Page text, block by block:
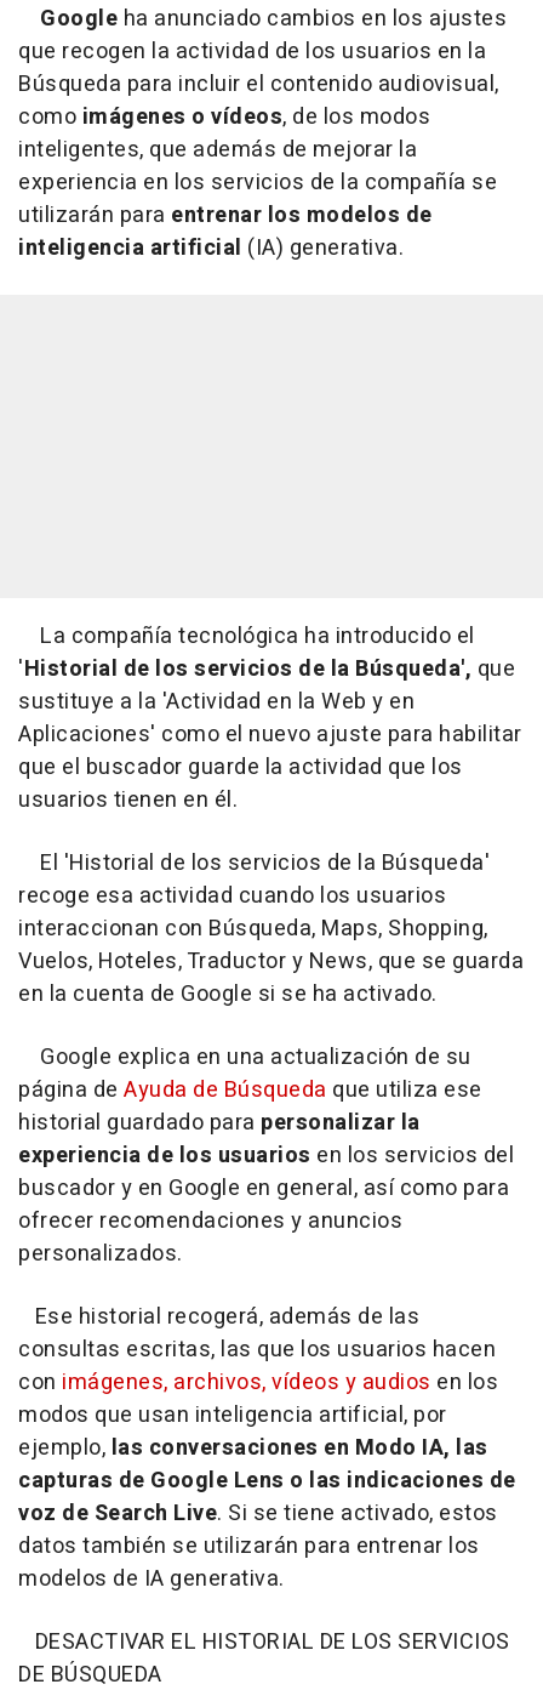
Google ha anunciado cambios en los ajustes
que recogen la actividad de los usuarios en la
Búsqueda para incluir el contenido audiovisual,
como imágenes o vídeos, de los modos
inteligentes, que además de mejorar la
experiencia en los servicios de la compañía se
utilizarán para entrenar los modelos de
inteligencia artificial (IA) generativa.
La compañía tecnológica ha introducido el
'Historial de los servicios de la Búsqueda', que
sustituye a la 'Actividad en la Web y en
Aplicaciones' como el nuevo ajuste para habilitar
que el buscador guarde la actividad que los
usuarios tienen en él.
El 'Historial de los servicios de la Búsqueda'
recoge esa actividad cuando los usuarios
interaccionan con Búsqueda, Maps, Shopping,
Vuelos, Hoteles, Traductor y News, que se guarda
en la cuenta de Google si se ha activado.
Google explica en una actualización de su
página de Ayuda de Búsqueda que utiliza ese
historial guardado para personalizar la
experiencia de los usuarios en los servicios del
buscador y en Google en general, así como para
ofrecer recomendaciones y anuncios
personalizados.
Ese historial recogerá, además de las
consultas escritas, las que los usuarios hacen
con imágenes, archivos, vídeos y audios en los
modos que usan inteligencia artificial, por
ejemplo, las conversaciones en Modo IA, las
capturas de Google Lens o las indicaciones de
voz de Search Live. Si se tiene activado, estos
datos también se utilizarán para entrenar los
modelos de IA generativa.
DESACTIVAR EL HISTORIAL DE LOS SERVICIOS
DE BÚSQUEDA